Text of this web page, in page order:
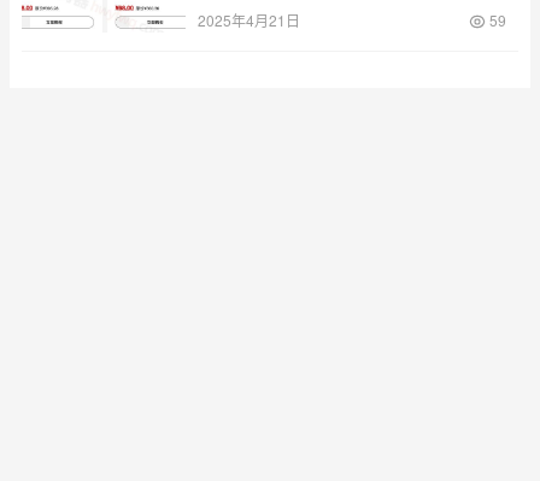
2025年4月21日 59